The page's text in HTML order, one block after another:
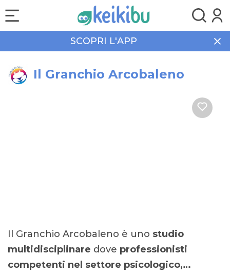
SCOPRI L'APP
Salute & Specialisti Il Granchio Arcobaleno
Il Granchio Arcobaleno
Il Granchio Arcobaleno è uno studio
multidisciplinare dove professionisti
competenti nel settore psicologico,…